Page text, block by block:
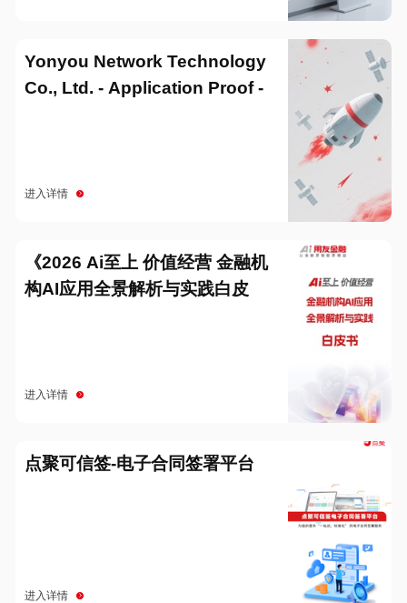
Yonyou Network Technology
Co., Ltd. - Application Proof -
进入详情
《2026 Ai至上 价值经营 金融机
构AI应用全景解析与实践白皮
进入详情
点聚可信签-电子合同签署平台
进入详情